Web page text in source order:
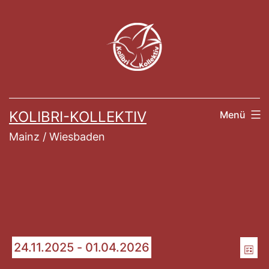
KOLIBRI-KOLLEKTIV
Mainz / Wiesbaden
Menü
24.11.2025 - 01.04.2026